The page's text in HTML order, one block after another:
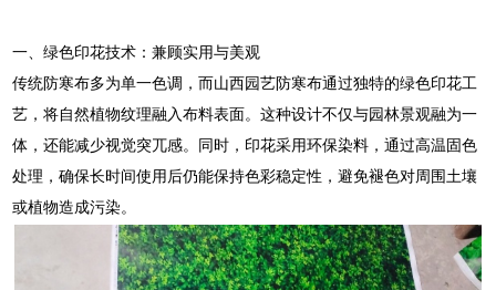
一、绿色印花技术：兼顾实用与美观
传统防寒布多为单一色调，而山西园艺防寒布通过独特的绿色印花工
艺，将自然植物纹理融入布料表面。这种设计不仅与园林景观融为一
体，还能减少视觉突兀感。同时，印花采用环保染料，通过高温固色
处理，确保长时间使用后仍能保持色彩稳定性，避免褪色对周围土壤
或植物造成污染。